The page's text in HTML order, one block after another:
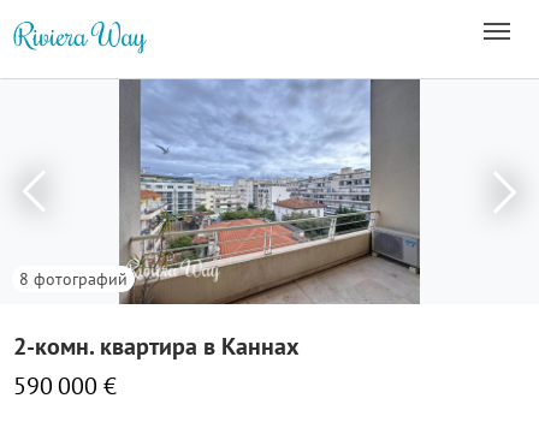
8 фотографий
2-комн. квартира в Каннах
590 000 €